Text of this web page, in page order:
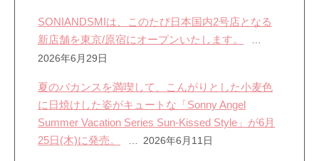
SONIANDSMIは、このたび日本国内2号店となる
新店舗を東京/原宿にオープンいたします。
2026年6月29日
夏のバカンスを満喫して、こんがりとした小麦色
に日焼けした姿がキュートな「Sonny Angel
Summer Vacation Series Sun-Kissed Style」が6月
25日(木)に発売。
2026年6月11日